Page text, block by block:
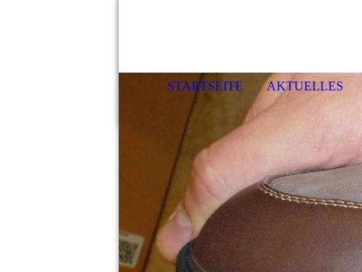
STARTSEITE AKTUELLES